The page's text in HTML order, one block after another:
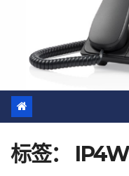
标签：